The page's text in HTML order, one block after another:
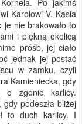
Karolowi V. Kasia
nie brakowało to
i piękną okolicą
próśb, jej ciało
jednak jej postać
w zamku, czyli
Kamieniecka, gdy
o zgonie karlicy.
podeszła bliżej
to duch karlicy. I